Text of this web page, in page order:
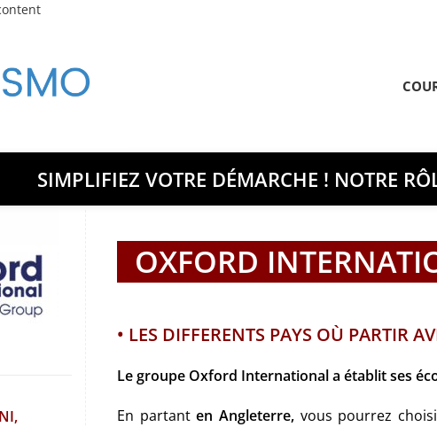
SIMPLIFIEZ VOTRE DÉMARCHE ! NOTRE
OXFORD
• LES DIFFERENTS PAYS OÙ PARTIR
Le groupe Oxford International a établit ses
En partanten Angleterre, vous pourrez